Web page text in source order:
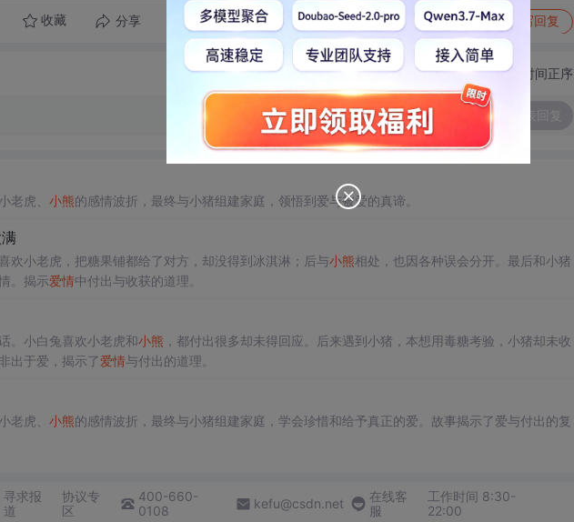
收藏 分享 转发到动态 举报 写回复
切换为时间正序
老虎、 小熊的感情波折，最终与小猪组建家庭，领悟到爱与被爱的真谛。
欢小老虎，把糖果铺都给了对方，却没得到冰淇淋；后与小熊相处，也因各种误会分开。最后和小猪
。揭示爱情中付出与收获的道理。
。小白兔喜欢小老虎和小熊 ，都付出很多却未得回应。后来遇到小猪，本想用毒糖考验，小猪却未收
出于爱，揭示了爱情与付出的道理。
老虎、 小熊的感情波折，最终与小猪组建家庭，学会珍惜和给予真正的爱。故事揭示了爱与付出的复
寻求报
道
协议专
区
400-660-
0108
kefu@csdn.net
在线客
服
工作时间 8:30-
22:00